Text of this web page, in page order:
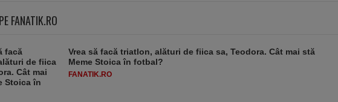
FANATIK.RO
Vrea să facă triatlon, alături de fiica sa, Teodora. Cât mai stă
Meme Stoica în fotbal?
FANATIK.RO